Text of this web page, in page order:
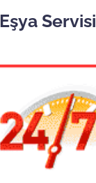
Servisi